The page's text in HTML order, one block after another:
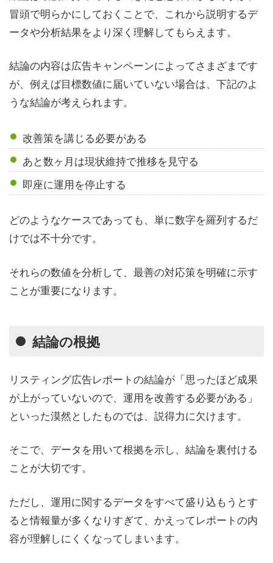
冒頭で明らかにしておくことで、これから説明するデ
ータや分析結果をより深く理解してもらえます。
結論の内容は広告キャンペーンによってさまざまです
が、例えば目標数値に届いていない場合は、下記のよ
うな結論が考えられます。
改善策を講じる必要がある
あと数ヶ月は現状維持で推移を見守る
即座に運用を停止する
どのようなケースであっても、単に数字を羅列するだ
けでは不十分です。
それらの数値を分析して、最善の対応策を明確に示す
ことが重要になります。
結論の根拠
リスティング広告レポートの結論が「思ったほど成果
が上がっていないので、運用を改善する必要がある」
といった漠然としたものでは、説得力に欠けます。
そこで、データを用いて根拠を示し、結論を裏付ける
ことが大切です。
ただし、運用に関するデータをすべて盛り込もうとす
ると情報量が多くなりすぎて、かえってレポートの内
容が理解しにくくなってしまいます。